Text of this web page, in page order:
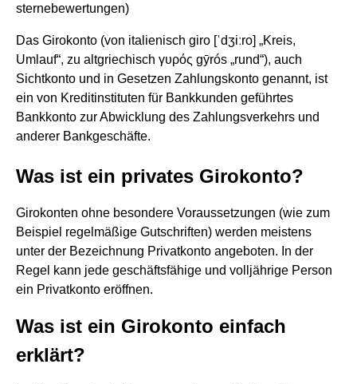
sternebewertungen)
Das Girokonto (von italienisch giro [ˈdʒiːro] „Kreis,
Umlauf“, zu altgriechisch γυρός gȳrós „rund“), auch
Sichtkonto und in Gesetzen Zahlungskonto genannt, ist
ein von Kreditinstituten für Bankkunden geführtes
Bankkonto zur Abwicklung des Zahlungsverkehrs und
anderer Bankgeschäfte.
Was ist ein privates Girokonto?
Girokonten ohne besondere Voraussetzungen (wie zum
Beispiel regelmäßige Gutschriften) werden meistens
unter der Bezeichnung Privatkonto angeboten. In der
Regel kann jede geschäftsfähige und volljährige Person
ein Privatkonto eröffnen.
Was ist ein Girokonto einfach
erklärt?